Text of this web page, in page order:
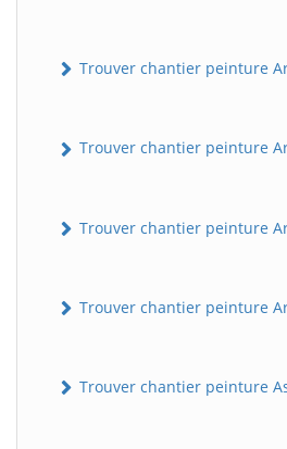
Trouver chantier peinture
Trouver chantier peinture
Trouver chantier peinture
Trouver chantier peinture
Trouver chantier peinture